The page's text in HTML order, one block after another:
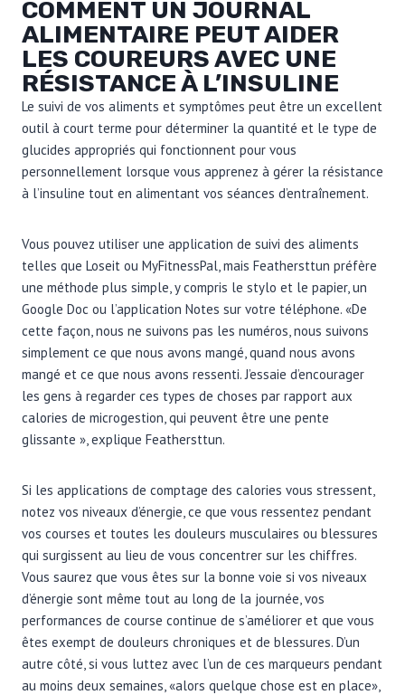
COMMENT UN JOURNAL
ALIMENTAIRE PEUT AIDER
LES COUREURS AVEC UNE
RÉSISTANCE À L’INSULINE
Le suivi de vos aliments et symptômes peut être un excellent
outil à court terme pour déterminer la quantité et le type de
glucides appropriés qui fonctionnent pour vous
personnellement lorsque vous apprenez à gérer la résistance
à l’insuline tout en alimentant vos séances d’entraînement.
Vous pouvez utiliser une application de suivi des aliments
telles que Loseit ou MyFitnessPal, mais Feathersttun préfère
une méthode plus simple, y compris le stylo et le papier, un
Google Doc ou l’application Notes sur votre téléphone. «De
cette façon, nous ne suivons pas les numéros, nous suivons
simplement ce que nous avons mangé, quand nous avons
mangé et ce que nous avons ressenti. J’essaie d’encourager
les gens à regarder ces types de choses par rapport aux
calories de microgestion, qui peuvent être une pente
glissante », explique Feathersttun.
Si les applications de comptage des calories vous stressent,
notez vos niveaux d’énergie, ce que vous ressentez pendant
vos courses et toutes les douleurs musculaires ou blessures
qui surgissent au lieu de vous concentrer sur les chiffres.
Vous saurez que vous êtes sur la bonne voie si vos niveaux
d’énergie sont même tout au long de la journée, vos
performances de course continue de s’améliorer et que vous
êtes exempt de douleurs chroniques et de blessures. D’un
autre côté, si vous luttez avec l’un de ces marqueurs pendant
au moins deux semaines, «alors quelque chose est en place»,